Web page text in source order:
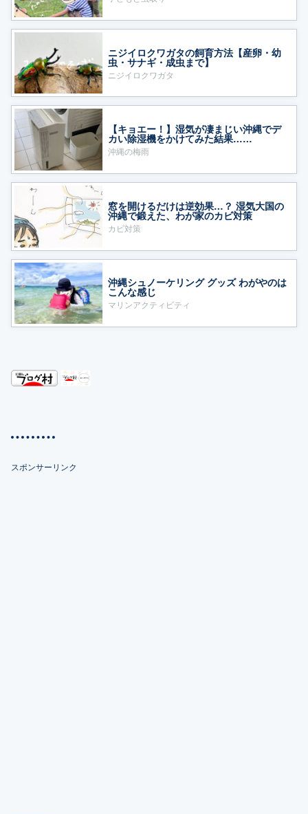
ニジイロクワガタの飼育方法【産卵・幼
虫・サナギ・成虫まで】
ニジイロクワガタ
【キョエー！】湿気が凄まじい沖縄でデ
カい除湿機をかけてみた結果……
沖縄の梅雨
窓を開けるだけは逆効果…？ 湿気大国の
沖縄で鍛えた、わが家のカビ対策
カビ対策
沖縄シュノーケリング グッズ わがやのは
こんな感じ
マリンアクティビティ
スポンサーリンク